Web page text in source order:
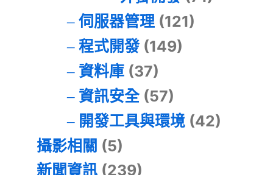
伺服器管理(121)
程式開發(149)
資料庫(37)
資訊安全(57)
開發工具與環境(42)
攝影相關 (5)
新聞資訊 (239)